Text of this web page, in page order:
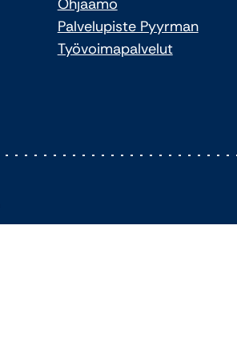
Ohjaamo
Palvelupiste Pyyrman
Työvoimapalvelut